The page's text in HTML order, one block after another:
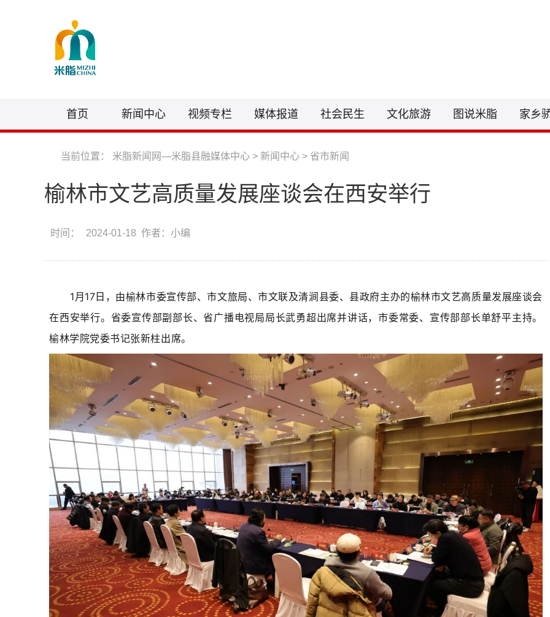
首页 新闻中心 视频专栏 媒体报道 社会民生 文化旅游 图说米脂 家乡
当前位置： 米脂新闻网—米脂县融媒体中心 > 新闻中心 > 省市新闻
榆林市文艺高质量发展座谈会在西安举行
时间： 2024-01-18 作者：小编
1月17日，由榆林市委宣传部、市文旅局、市文联及清涧县委、县政府主办的榆林市文艺高质量发展座谈会
在西安举行。省委宣传部副部长、省广播电视局局长武勇超出席并讲话，市委常委、宣传部部长单舒平主持。
榆林学院党委书记张新柱出席。